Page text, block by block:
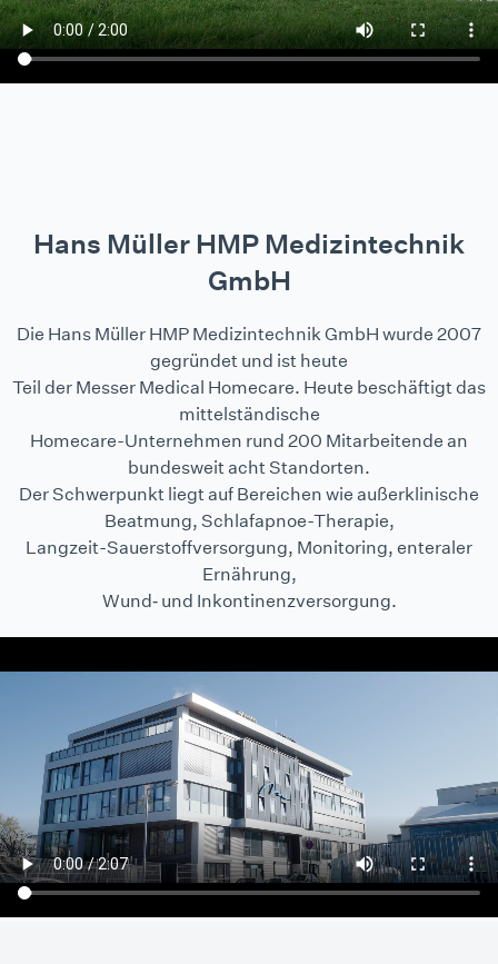
Hans Müller HMP Medizintechnik
GmbH
Die Hans Müller HMP Medizintechnik GmbH wurde 2007
gegründet und ist heute
Teil der Messer Medical Homecare. Heute beschäftigt das
mittelständische
Homecare-Unternehmen rund 200 Mitarbeitende an
bundesweit acht Standorten.
Der Schwerpunkt liegt auf Bereichen wie außerklinische
Beatmung, Schlafapnoe-Therapie,
Langzeit-Sauerstoffversorgung, Monitoring, enteraler
Ernährung,
Wund‑ und Inkontinenzversorgung.